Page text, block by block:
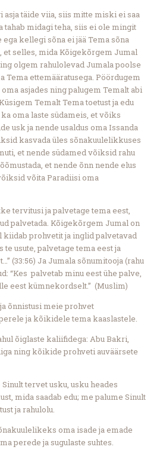
asja täide viia, siis mitte miski ei saa
tahab midagi teha, siis ei ole mingit
kellegi sõna ei jää Tema sõna
et selles, mida Kõigekõrgem Jumal
olgem rahulolevad Jumala poolse
Tema ettemääratusega. Pöördugem
asjades ning palugem Temalt abi
Temalt Tema toetust ja edu
oma laste südameis, et võiks
usk ja nende usaldus oma Issanda
kasvada üles sõnakuulelikkuses
et nende südamed võiksid rahu
et nende õnn nende elus
võita Paradiisi oma
tervitusi ja palvetage tema eest,
palvetada. Kõigekõrgem Jumal on
kiidab prohvetit ja inglid palvetavad
te usute, palvetage tema eest ja
(33:56) Ja Jumala sõnumitooja (rahu
“Kes palvetab minu eest ühe palve,
eest kümnekordselt.” (Muslim)
õnnistusi meie prohvet
ja kõikidele tema kaaslastele.
õiglaste kaliifidega: Abu Bakri,
ning kõikide prohveti auväärsete
tervet usku, usku heades
mida saadab edu; me palume Sinult
ja rahulolu.
oma isade ja emade
perede ja sugulaste suhtes.